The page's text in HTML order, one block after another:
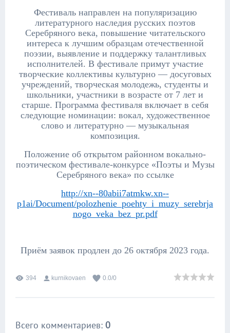
Фестиваль направлен на популяризацию
литературного наследия русских поэтов
Серебряного века, повышение читательского
интереса к лучшим образцам отечественной
поэзии, выявление и поддержку талантливых
исполнителей. В фестивале примут участие
творческие коллективы культурно — досуговых
учреждений, творческая молодежь, студенты и
школьники, участники в возрасте от 7 лет и
старше. Программа фестиваля включает в себя
следующие номинации: вокал, художественное
слово и литературно — музыкальная
композиция.
Положение об открытом районном вокально-
поэтическом фестивале-конкурсе «Поэты и Музы
Серебряного века» по ссылке
http://xn--80abii7atmkw.xn--
p1ai/Document/polozhenie_poehty_i_muzy_serebrja
nogo_veka_bez_pr.pdf
Приём заявок продлен до 26 октября 2023 года.
394 kurnikovaen 0.0/0
Всего комментариев: 0